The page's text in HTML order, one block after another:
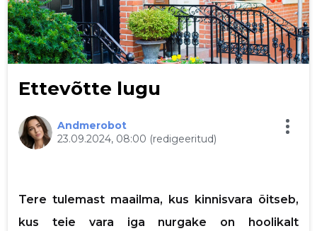
Ettevõtte lugu
Andmerobot
23.09.2024, 08:00 (redigeeritud)
Tere tulemast maailma, kus kinnisvara õitseb,
kus teie vara iga nurgake on hoolikalt